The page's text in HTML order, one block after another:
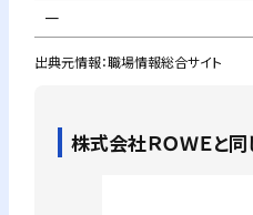
－
出典元情報：職場情報総合サイト
株式会社ＲＯＷＥと